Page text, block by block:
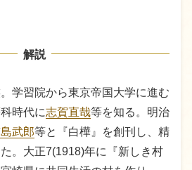
解説
学習院から東京帝国大学に進む
時代に志賀直哉等を知る。明治
武郎等と『白樺』を創刊し、精
。大正7(1918)年に『新しき村